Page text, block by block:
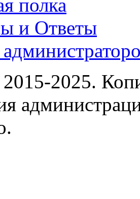
полка
и Ответы
2025.